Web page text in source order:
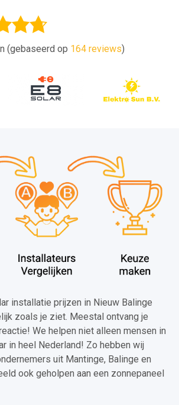
(gebaseerd op 164 reviews)
installatie prijzen in Nieuw Balinge
zoals je ziet. Meestal ontvang je
We helpen niet alleen mensen in
in heel Nederland! Zo hebben wij
uit Mantinge, Balinge en
ook geholpen aan een zonnepaneel